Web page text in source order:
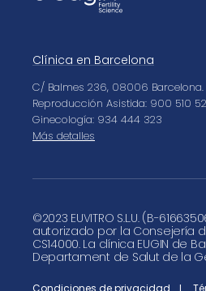
Clínica en Barcelona
C/ Balmes 236, 08006 Barcelona.
Reproducción Asistida: 900 510
Ginecología: 934 444 323
Más detalles
©2023 EUVITRO S.L.U. (B-
autorizado por la Consejería
CS14000. La clínica EUGIN
Departament de Salut de la
Condiciones de privacidad